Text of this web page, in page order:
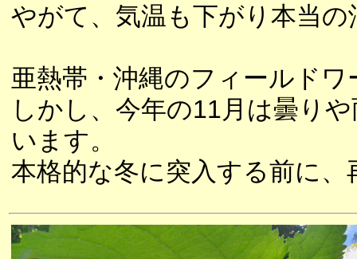
やがて、気温も下がり本当
亜熱帯・沖縄のフィールド
しかし、今年の11月は曇り
います。
本格的な冬に突入する前に